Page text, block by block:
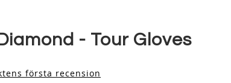
- Tour Gloves
första recension